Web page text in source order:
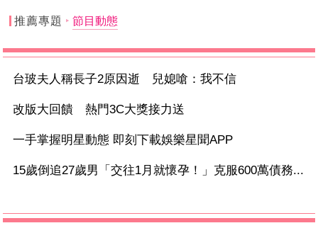
推薦專題 節目動態
台玻夫人稱長子2原因逝 兒媳嗆：我不信
改版大回饋 熱門3C大獎接力送
一手掌握明星動態 即刻下載娛樂星聞APP
15歲倒追27歲男「交往1月就懷孕！」克服600萬債務...